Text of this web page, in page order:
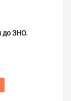
до ЗНО.